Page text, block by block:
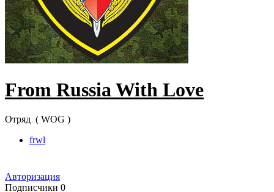
From Russia With Love
Отряд ( WOG )
frwl
Авторизация
Подписчики 0